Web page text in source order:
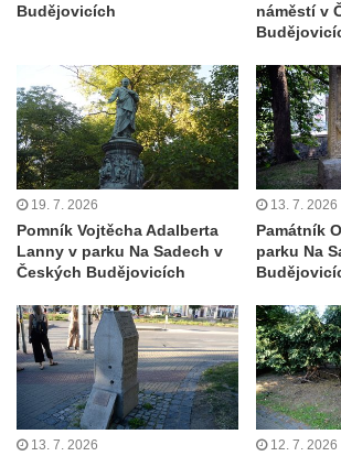
Sochy Ptáci v Tierpark Chemnitz
Socha Panter v ZOO Leipzig
Socha Dívka s mušlí v ZOO Leipzig
Socha Tygr v ZOO Leipzig
Socha Atlet v ZOO Leipzig
Busta Karla Maxe Schneidera v ZOO
Leipzig
Socha Iásón v ZOO Leipzig
Socha Mladý slon v ZOO Leipzig
Socha Býk v ZOO Dresden
Socha Uprchlý otrok bojuje s divokým psem
v ZOO Dresden
Budějovicích
náměstí v
19. 7. 2026
Pomník Vojtěcha Adalberta
Lanny v parku Na Sadech v
Českých Budějovicích
13. 7. 2026
Památník
parku Na
13. 7. 2026 12. 7. 2026